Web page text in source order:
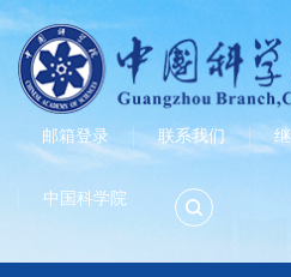
邮箱登录 联系我们
中国科学院